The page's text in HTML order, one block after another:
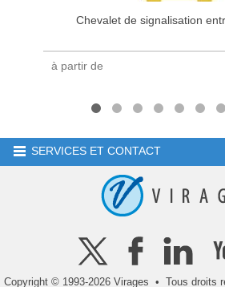
Chevalet de signalisation
à partir de
SERVICES ET CONTACT
Copyright © 1993-2026 Virages • Tous droits